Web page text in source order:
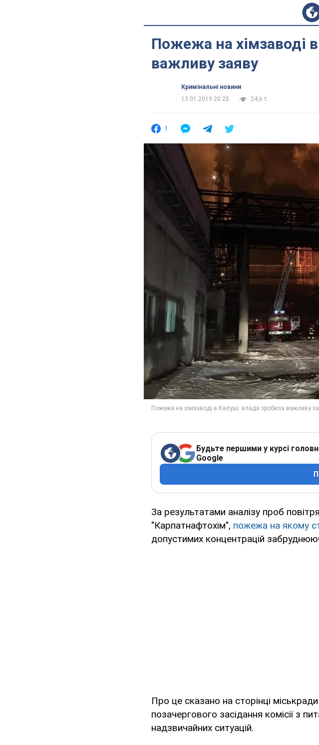
Пожежа на хімзаводі
важливу заяву
Кримінальні новини
13.01.2019 20:25
24,6 т.
1
Будьте першими у курсі
Google
За результатами аналізу проб
"Карпатнафтохім", пожежа на якому
допустимих концентрацій
Про це сказано на сторінці
позачергового засідання комісії з
надзвичайних ситуацій.